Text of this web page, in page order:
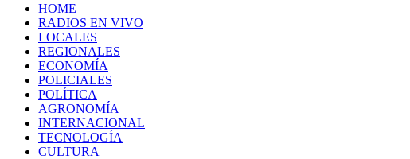
HOME
RADIOS EN VIVO
LOCALES
REGIONALES
ECONOMÍA
POLICIALES
POLÍTICA
AGRONOMÍA
INTERNACIONAL
TECNOLOGÍA
CULTURA